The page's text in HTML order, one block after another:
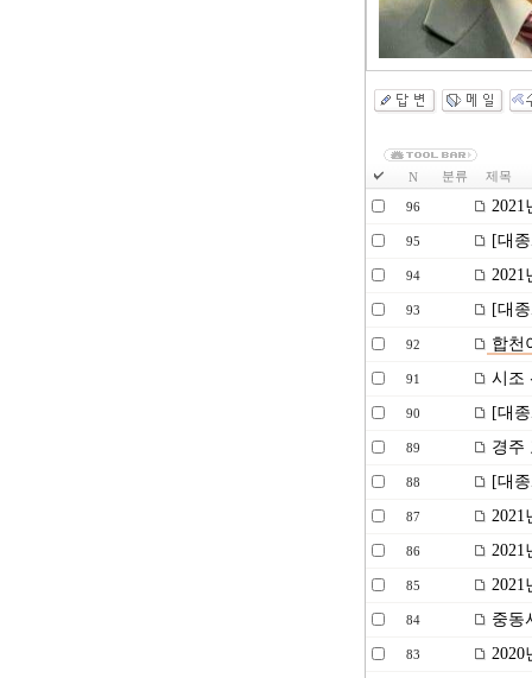
N 분류 제목
96 2021
95 [대
94 2021
93 [대
92 합천
91 시조
90 [대
89 경주
88 [대
87 2021
86 2021
85 2021
84 중동
83 2020